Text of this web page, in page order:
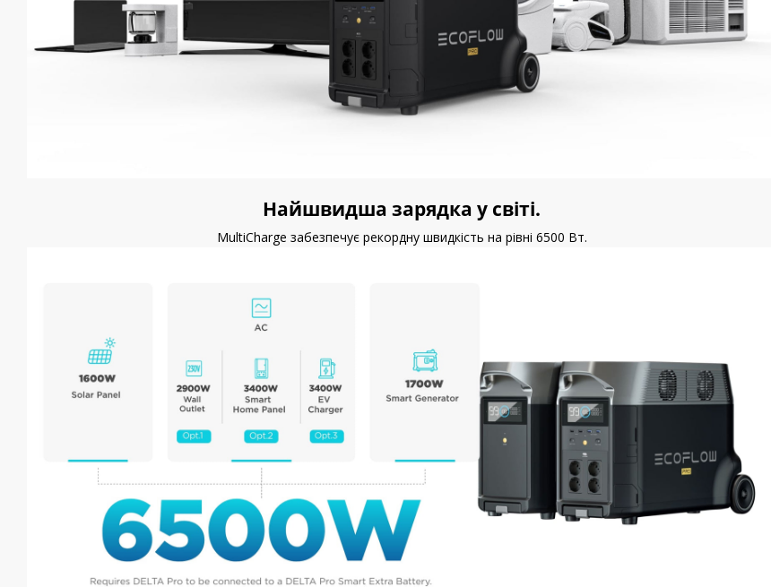
Найшвидша зарядка у світі.
MultiCharge забезпечує рекордну швидкість на рівні 6500 Вт.